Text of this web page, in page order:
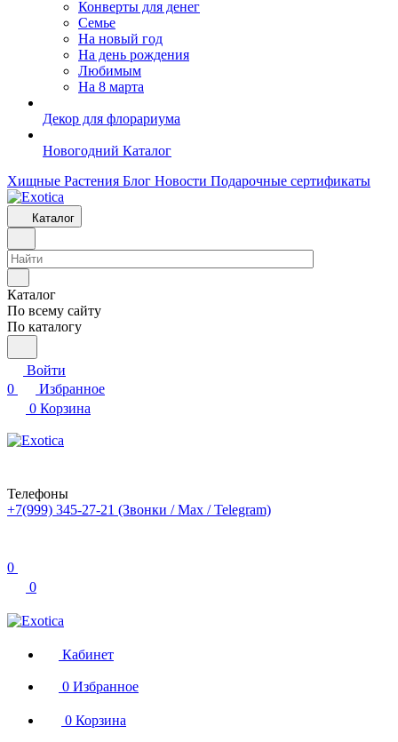
Конверты для денег
Семье
На новый год
На день рождения
Любимым
На 8 марта
Декор для флорариума
Новогодний Каталог
Хищные Растения Блог Новости Подарочные сертификаты
Каталог
Каталог
По всему сайту
По каталогу
Войти
0
Избранное
0 Корзина
Телефоны
+7(999) 345-27-21 (Звонки / Max / Telegram)
0
0
Кабинет
0 Избранное
0 Корзина